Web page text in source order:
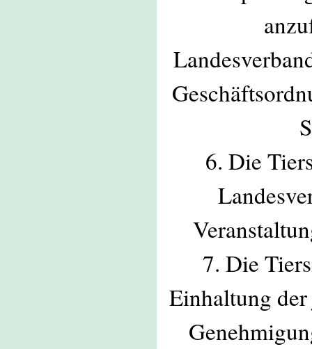
6. Die
7. Die
Einhaltung